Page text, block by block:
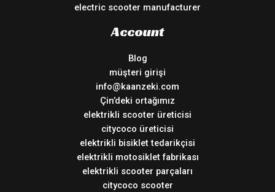
electric scooter manufacturer
Account
Blog
müşteri girişi
info@kaanzeki.com
Çin’deki ortağımız
elektrikli scooter üreticisi
citycoco üreticisi
elektrikli bisiklet tedarikçisi
elektrikli motosiklet fabrikası
elektrikli scooter parçaları
citycoco scooter